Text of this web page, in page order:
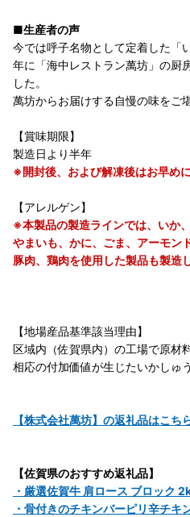
■生産者の声
今では呼子名物として定着した「
年に「海中レストラン萬坊」の厨
した。
萬坊からお届けする自慢の味をご
【賞味期限】
製造日より半年
※開封後、および解凍後はお早め
【アレルゲン】
※本製品の製造ラインでは、いか
やまいも、かに、ごま、アーモン
豚肉、鶏肉を使用した製品も製造
【地場産品基準該当理由】
区域内（佐賀県内）の工場で原材
相応の付加価値が生じたいかしゅ
【株式会社萬坊】の返礼品はこち
【佐賀県のおすすめ返礼品】
・厳選佐賀牛 肩ロース ブロック
・骨付きのチキンバーピリ辛チ